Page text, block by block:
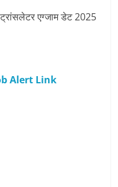
एग्जाम डेट 2025
Alert Link